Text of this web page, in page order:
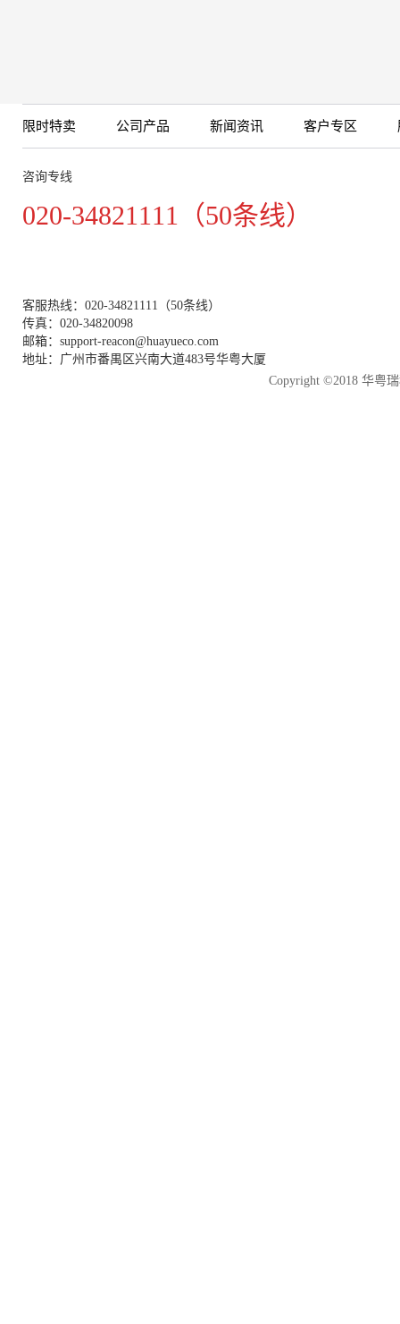
限时特卖 公司产品 新闻资讯 客户专区
咨询专线
020-34821111（50条线）
客服热线：020-34821111（50条线）
传真：020-34820098
邮箱：support-reacon@huayueco.com
地址：广州市番禺区兴南大道483号华粤大厦
Copyright ©2018 华粤